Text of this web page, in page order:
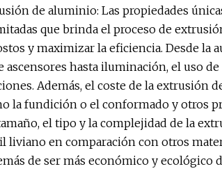
de aluminio: Las propiedades
que brinda el proceso de
y maximizar la eficiencia. Desde la
ascensores hasta iluminación, el uso
Además, el coste de la
la fundición o el conformado y otros
el tipo y la complejidad de la
en comparación con otros
de ser más económico y ecológico